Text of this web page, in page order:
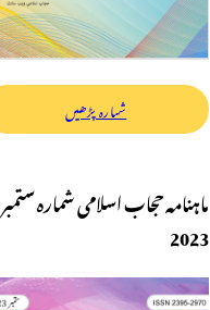
شمارہ پڑھیں
ماہنامہ حجاب اسلامی شمارہ ستمبر
2023